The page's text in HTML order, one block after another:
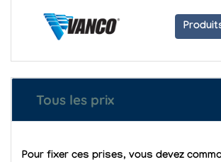
Tous les prix
Pour fixer ces prises, vous devez